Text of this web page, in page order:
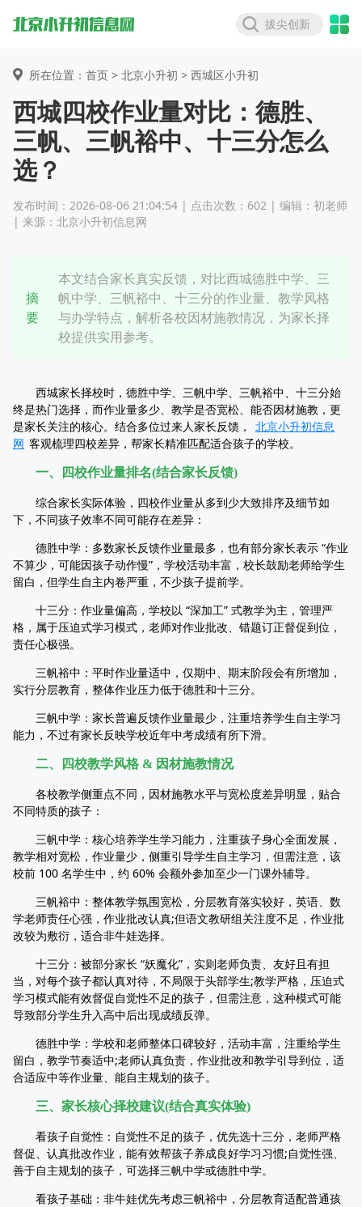
拔尖创新
所在位置：首页 > 北京小升初 > 西城区小升初
西城四校作业量对比：德胜、
三帆、三帆裕中、十三分怎么
选？
发布时间：2026-08-06 21:04:54 | 点击次数：602 | 编辑：初老师
| 来源：北京小升初信息网
摘
要
本文结合家长真实反馈，对比西城德胜中学、三
帆中学、三帆裕中、十三分的作业量、教学风格
与办学特点，解析各校因材施教情况，为家长择
校提供实用参考。
西城家长择校时，德胜中学、三帆中学、三帆裕中、十三分始
终是热门选择，而作业量多少、教学是否宽松、能否因材施教，更
是家长关注的核心。结合多位过来人家长反馈，
北京小升初信息
网 客观梳理四校差异，帮家长精准匹配适合孩子的学校。
一、四校作业量排名(结合家长反馈)
综合家长实际体验，四校作业量从多到少大致排序及细节如
下，不同孩子效率不同可能存在差异：
德胜中学：多数家长反馈作业量最多，也有部分家长表示 “作业
不算少，可能因孩子动作慢”，学校活动丰富，校长鼓励老师给学生
留白，但学生自主内卷严重，不少孩子提前学。
十三分：作业量偏高，学校以 “深加工” 式教学为主，管理严
格，属于压迫式学习模式，老师对作业批改、错题订正督促到位，
责任心极强。
三帆裕中：平时作业量适中，仅期中、期末阶段会有所增加，
实行分层教育，整体作业压力低于德胜和十三分。
三帆中学：家长普遍反馈作业量最少，注重培养学生自主学习
能力，不过有家长反映学校近年中考成绩有所下滑。
二、四校教学风格 & 因材施教情况
各校教学侧重点不同，因材施教水平与宽松度差异明显，贴合
不同特质的孩子：
三帆中学：核心培养学生学习能力，注重孩子身心全面发展，
教学相对宽松，作业量少，侧重引导学生自主学习，但需注意，该
校前 100 名学生中，约 60% 会额外参加至少一门课外辅导。
三帆裕中：整体教学氛围宽松，分层教育落实较好，英语、数
学老师责任心强，作业批改认真;但语文教研组关注度不足，作业批
改较为敷衍，适合非牛娃选择。
十三分：被部分家长 “妖魔化”，实则老师负责、友好且有担
当，对每个孩子都认真对待，不局限于头部学生;教学严格，压迫式
学习模式能有效督促自觉性不足的孩子，但需注意，这种模式可能
导致部分学生升入高中后出现成绩反弹。
德胜中学：学校和老师整体口碑较好，活动丰富，注重给学生
留白，教学节奏适中;老师认真负责，作业批改和教学引导到位，适
合适应中等作业量、能自主规划的孩子。
三、家长核心择校建议(结合真实体验)
看孩子自觉性：自觉性不足的孩子，优先选十三分，老师严格
督促、认真批改作业，能有效帮孩子养成良好学习习惯;自觉性强、
善于自主规划的孩子，可选择三帆中学或德胜中学。
看孩子基础：非牛娃优先考虑三帆裕中，分层教育适配普通孩